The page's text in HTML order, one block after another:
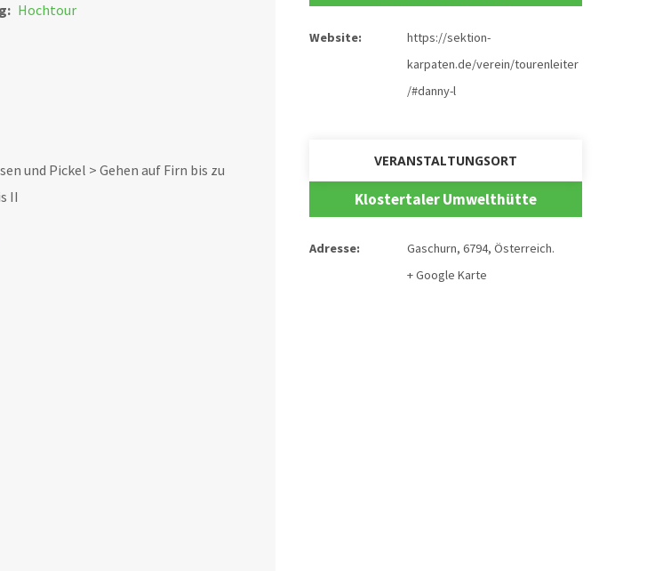
Hochtour
und Pickel > Gehen auf Firn bis zu
II
Website:
https://sektion-
karpaten.de/verein/tourenleiter
/#danny-l
VERANSTALTUNGSORT
Klostertaler Umwelthütte
Adresse: Gaschurn, 6794, Österreich.
+ Google Karte